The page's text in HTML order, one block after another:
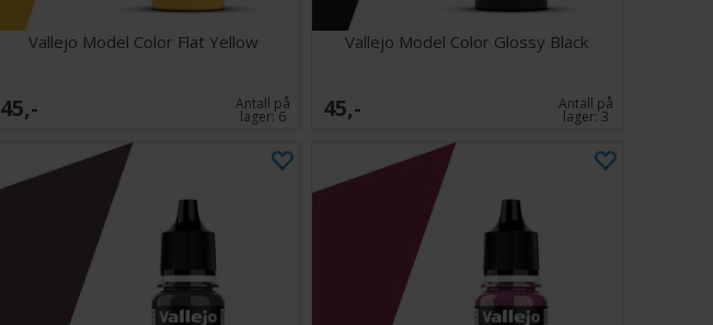
Vallejo Model Color Flat Yellow
45,- Antall på
lager:6
Vallejo Model Color Glossy Black
45,- Antall på
lager:3